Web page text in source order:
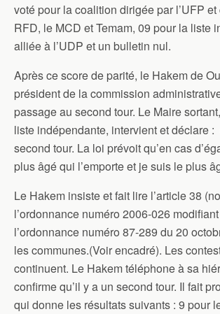
voté pour la coalition dirigée par l’UFP
RFD, le MCD et Temam, 09 pour la liste
alliée à l’UDP et un bulletin nul.
Après ce score de parité, le Hakem de
président de la commission
passage au second tour. Le Maire
liste indépendante, intervient et déclare :
second tour. La loi prévoit qu’en cas
plus âgé qui l’emporte et je suis le plus
Le Hakem insiste et fait lire l’article 38
l’ordonnance numéro 2006-026
l’ordonnance numéro 87-289 du 20
les communes.(Voir encadré). Les
continuent. Le Hakem téléphone à sa
confirme qu’il y a un second tour. Il fait
qui donne les résultats suivants : 9 pour